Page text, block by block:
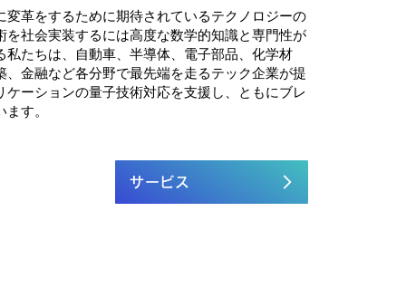
革をするために期待されているテクノロジーの
社会実装するには高度な数学的知識と専門性が
たちは、自動車、半導体、電子部品、化学材
金融など各分野で最先端を走るテック企業が提
ーションの量子技術対応を支援し、ともにブレ
す。
サービス